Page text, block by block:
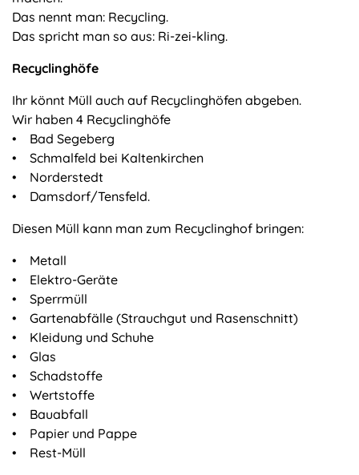
Das nennt man: Recycling.
Das spricht man so aus: Ri-zei-kling.
Recyclinghöfe
Ihr könnt Müll auch auf Recyclinghöfen abgeben.
Wir haben 4 Recyclinghöfe
• Bad Segeberg
• Schmalfeld bei Kaltenkirchen
• Norderstedt
• Damsdorf/Tensfeld.
Diesen Müll kann man zum Recyclinghof bringen:
• Metall
• Elektro-Geräte
• Sperrmüll
• Gartenabfälle (Strauchgut und Rasenschnitt)
• Kleidung und Schuhe
• Glas
• Schadstoffe
• Wertstoffe
• Bauabfall
• Papier und Pappe
• Rest-Müll